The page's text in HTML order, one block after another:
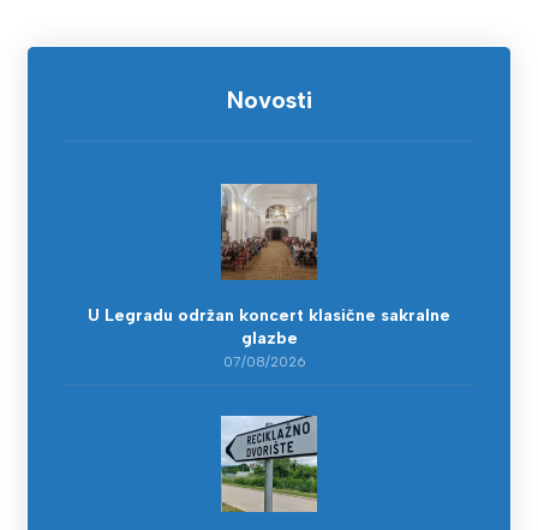
Novosti
U Legradu održan koncert klasične sakralne
glazbe
07/08/2026